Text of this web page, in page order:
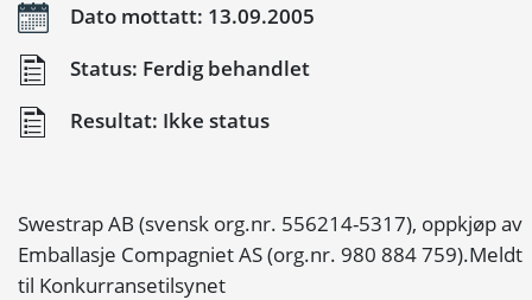
Dato mottatt: 13.09.2005
Status: Ferdig behandlet
Resultat: Ikke status
Swestrap AB (svensk org.nr. 556214-5317), oppkjøp av
Emballasje Compagniet AS (org.nr. 980 884 759).Meldt
til Konkurransetilsynet